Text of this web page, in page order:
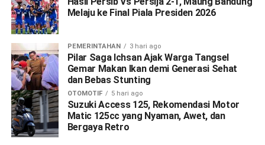
Melaju ke Final Piala Presiden 2026
PEMERINTAHAN 3 hari ago
Pilar Saga Ichsan Ajak Warga Tangsel
Gemar Makan Ikan demi Generasi Sehat
dan Bebas Stunting
OTOMOTIF 5 hari ago
Suzuki Access 125, Rekomendasi Motor
Matic 125cc yang Nyaman, Awet, dan
Bergaya Retro